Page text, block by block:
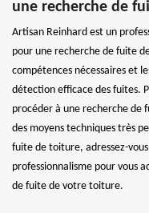
une recherche de
Artisan Reinhard est un
pour une recherche de fuite
compétences nécessaires et
détection efficace des fuites.
procéder à une recherche
des moyens techniques très
fuite de toiture, adressez-
professionnalisme pour vous
de fuite de votre toiture.